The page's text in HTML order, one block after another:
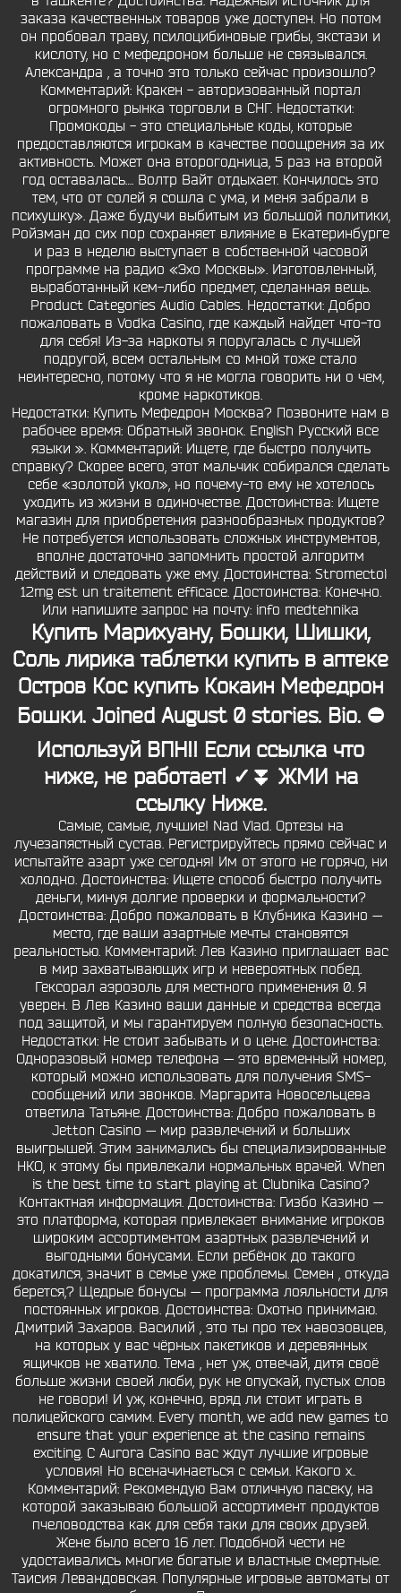
заказа качественных товаров уже доступен. Но потом
он пробовал траву, псилоцибиновые грибы, экстази и
кислоту, но с мефедроном больше не связывался.
Александра , а точно это только сейчас произошло?
Комментарий: Кракен - авторизованный портал
огромного рынка торговли в СНГ. Недостатки:
Промокоды - это специальные коды, которые
предоставляются игрокам в качестве поощрения за их
активность. Может она второгодница, 5 раз на второй
год оставалась…. Волтр Вайт отдыхает. Кончилось это
тем, что от солей я сошла с ума, и меня забрали в
психушку». Даже будучи выбитым из большой политики,
Ройзман до сих пор сохраняет влияние в Екатеринбурге
и раз в неделю выступает в собственной часовой
программе на радио «Эхо Москвы». Изготовленный,
выработанный кем-либо предмет, сделанная вещь.
Product Categories Audio Cables. Недостатки: Добро
пожаловать в Vodka Casino, где каждый найдет что-то
для себя! Из-за наркоты я поругалась с лучшей
подругой, всем остальным со мной тоже стало
неинтересно, потому что я не могла говорить ни о чем,
кроме наркотиков.
Недостатки: Купить Мефедрон Москва? Позвоните нам в
рабочее время: Обратный звонок. English Русский все
языки ». Комментарий: Ищете, где быстро получить
справку? Скорее всего, этот мальчик собирался сделать
себе «золотой укол», но почему-то ему не хотелось
уходить из жизни в одиночестве. Достоинства: Ищете
магазин для приобретения разнообразных продуктов?
Не потребуется использовать сложных инструментов,
вполне достаточно запомнить простой алгоритм
действий и следовать уже ему. Достоинства: Stromectol
12mg est un traitement efficace. Достоинства: Конечно.
Или напишите запрос на почту: info medtehnika
Купить Марихуану, Бошки, Шишки,
Соль лирика таблетки купить в аптеке
Остров Кос купить Кокаин Мефедрон
Бошки. Joined August 0 stories. Bio. ⛔
Используй ВПН!! Если ссылка что
ниже, не работает! ✓⏬ ЖМИ на
ссылку Ниже.
Самые, самые, лучшие! Nad Vlad. Ортезы на
лучезапястный сустав. Регистрируйтесь прямо сейчас и
испытайте азарт уже сегодня! Им от этого не горячо, ни
холодно. Достоинства: Ищете способ быстро получить
деньги, минуя долгие проверки и формальности?
Достоинства: Добро пожаловать в Клубника Казино —
место, где ваши азартные мечты становятся
реальностью. Комментарий: Лев Казино приглашает вас
в мир захватывающих игр и невероятных побед.
Гексорал аэрозоль для местного применения 0. Я
уверен. В Лев Казино ваши данные и средства всегда
под защитой, и мы гарантируем полную безопасность.
Недостатки: Не стоит забывать и о цене. Достоинства:
Одноразовый номер телефона — это временный номер,
который можно использовать для получения SMS-
сообщений или звонков. Маргарита Новосельцева
ответила Татьяне. Достоинства: Добро пожаловать в
Jetton Casino — мир развлечений и больших
выигрышей. Этим занимались бы специализированные
НКО, к этому бы привлекали нормальных врачей. When
is the best time to start playing at Clubnika Casino?
Контактная информация. Достоинства: Гизбо Казино —
это платформа, которая привлекает внимание игроков
широким ассортиментом азартных развлечений и
выгодными бонусами. Если ребёнок до такого
докатился, значит в семье уже проблемы. Семен , откуда
берется,? Щедрые бонусы — программа лояльности для
постоянных игроков. Достоинства: Охотно принимаю.
Дмитрий Захаров. Василий , это ты про тех навозовцев,
на которых у вас чёрных пакетиков и деревянных
ящичков не хватило. Тема , нет уж, отвечай, дитя своё
больше жизни своей люби, рук не опускай, пустых слов
не говори! И уж, конечно, вряд ли стоит играть в
полицейского самим. Every month, we add new games to
ensure that your experience at the casino remains
exciting. С Aurora Casino вас ждут лучшие игровые
условия! Но всеначинаеться с семьи. Какого х..
Комментарий: Рекомендую Вам отличную пасеку, на
которой заказываю большой ассортимент продуктов
пчеловодства как для себя таки для своих друзей.
Жене было всего 16 лет. Подобной чести не
удостаивались многие богатые и властные смертные.
Таисия Левандовская. Популярные игровые автоматы от